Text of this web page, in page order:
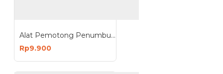
Alat Pemotong Penumbuk Penghancur Tempat Obat 4 in 1 Pill Organizer
Rp9.900